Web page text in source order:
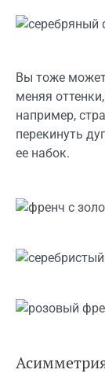
Вы тоже
меняя
например,
перекинуть
ее набок.